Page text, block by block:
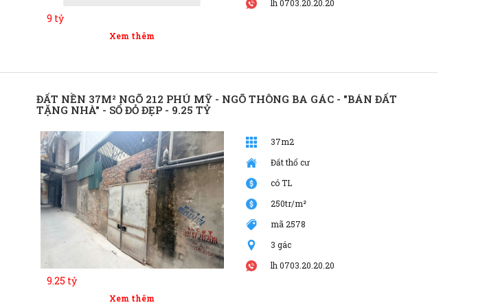
9 tỷ
Xem thêm
lh 0703.20.20.20
ĐẤT NỀN 37M² NGÕ 212 PHÚ MỸ - NGÕ THÔNG BA GÁC - "BÁN ĐẤT
TẶNG NHÀ" - SỔ ĐỎ ĐẸP - 9.25 TỶ
9.25 tỷ
Xem thêm
37m2
Đất thổ cư
có TL
250tr/m²
mã 2578
3 gác
lh 0703.20.20.20